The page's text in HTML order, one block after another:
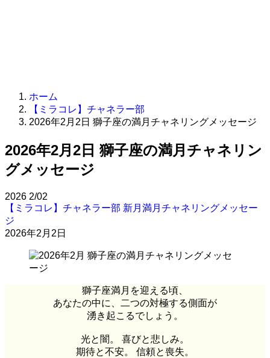
ホーム
【ミラコレ】チャネラー部
2026年2月2日 獅子座の満月チャネリングメッセージ
2026年2月2日 獅子座の満月チャネリン
グメッセージ
2026 2/02
【ミラコレ】チャネラー部 新月満月チャネリングメッセー
ジ
2026年2月2日
獅子座満月を迎える頃、
あなたの中に、二つの対極する側面が
湧き起こるでしょう。
光と闇。 喜びと悲しみ。
期待と不安。 信頼と喪失。